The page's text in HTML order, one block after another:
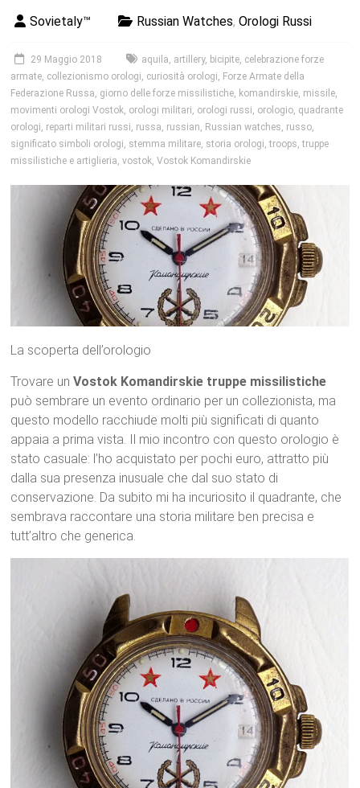
Sovietaly™ Russian Watches,Orologi Russi
29 Maggio 2018 aquila, artillery, bicipite, celebrazione forze
armate, collezionismo orologi, curiosità orologi, Forze Armate della
Federazione Russa, giorno delle forze missilistiche, komandirskie, missile,
movimenti orologi Vostok, orologi militari, orologi russi, orologio, quadrante
orologi, reparti militari russi, russa, russian, Russian watches, russo,
significato simboli orologi, stemma militare, storia orologi,troops,truppe
missilistiche e artiglieria,vostok,Vostok Komandirskie
La scoperta dell’orologio
Trovare unVostok Komandirskie truppe missilistiche
può sembrare un evento ordinario per un collezionista, ma
questo modello racchiude molti più significati di quanto
appaia a prima vista. Il mio incontro con questo orologio è
stato casuale: l’ho acquistato per pochi euro, attratto più
dalla sua presenza inusuale che dal suo stato di
conservazione. Da subito mi ha incuriosito il quadrante, che
sembrava raccontare una storia militare ben precisa e
tutt’altro che generica.